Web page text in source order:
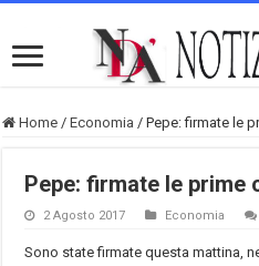
Home / Economia / Pepe: firmate le
Pepe: firmate le prime
2 Agosto 2017 Economia
Sono state firmate questa mattina,